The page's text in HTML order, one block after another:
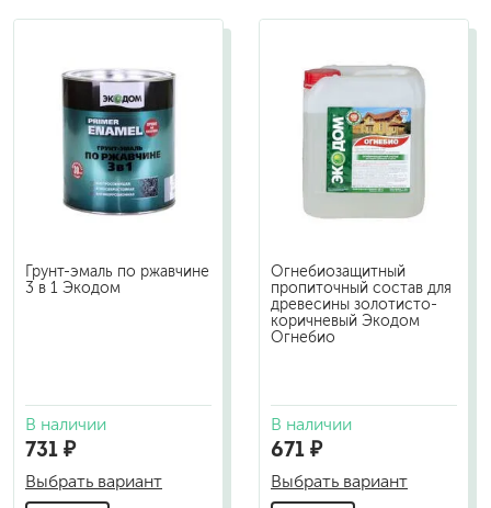
Грунт-эмаль по ржавчине
3 в 1 Экодом
В наличии
731 ₽
Выбрать вариант
Огнебиозащитный
пропиточный состав для
древесины золотисто-
коричневый Экодом
Огнебио
В наличии
671 ₽
Выбрать вариант